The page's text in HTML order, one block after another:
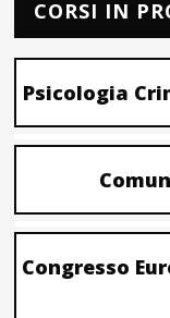
CORSI IN
Psicologia
Congresso